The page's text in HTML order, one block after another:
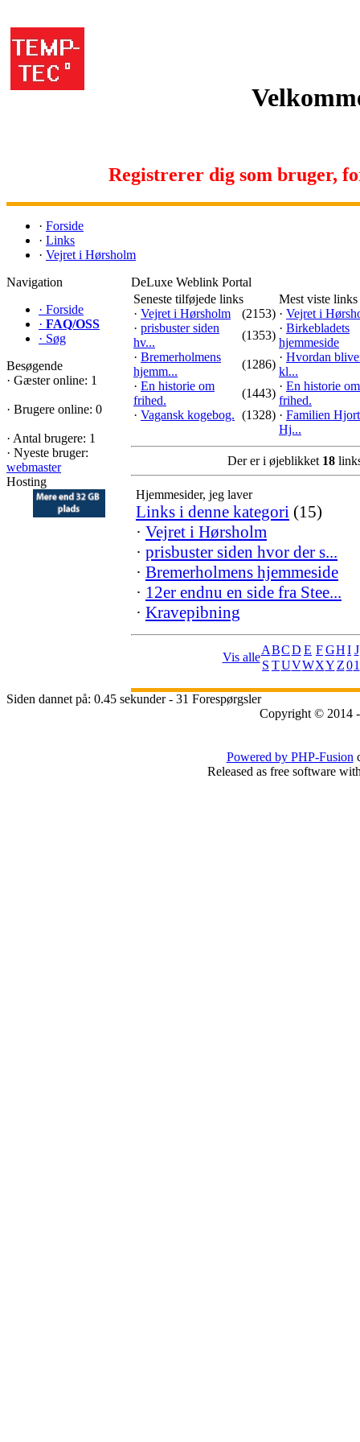
Registrerer dig som bruger,
· Forside
· Links
· Vejret i Hørsholm
Navigation
· Forside
· FAQ/OSS
· Søg
Besøgende
· Gæster online: 1
· Brugere online: 0
· Antal brugere: 1
· Nyeste bruger:
webmaster
Hosting
DeLuxe Weblink Portal
Seneste tilføjede links
· Vejret i Hørsholm
(2153)
· prisbuster siden
hv...
(1353)
· Bremerholmens
hjemm...
(1286)
· En historie om
frihed.
(1443)
· Vagansk kogebog. (1328)
Mest viste links
· Vejret i
· Birkebladets
hjemmeside
· Hvordan
kl...
· En historie om
frihed.
· Familien
Hj...
Der er i øjeblikket 18
Hjemmesider, jeg laver
Links i denne kategori (15)
· Vejret i Hørsholm
· prisbuster siden hvor der s...
· Bremerholmens hjemmeside
· 12er endnu en side fra Stee...
· Kravepibning
Vis alle
ABCD E FGHI J
S TUVWXY Z01
Siden dannet på: 0.45 sekunder - 31 Forespørgsler
Copyright © 2014
Powered by PHP-Fusion
Released as free software